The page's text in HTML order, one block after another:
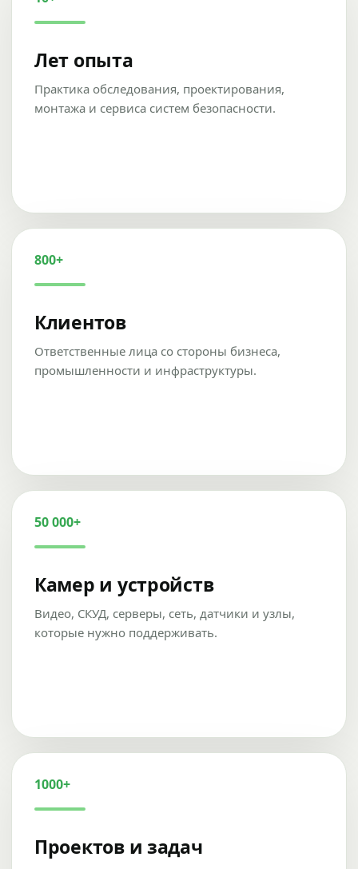
Лет опыта
Практика обследования, проектирования,
монтажа и сервиса систем безопасности.
800+
Клиентов
Ответственные лица со стороны бизнеса,
промышленности и инфраструктуры.
50 000+
Камер и устройств
Видео, СКУД, серверы, сеть, датчики и узлы,
которые нужно поддерживать.
1000+
Проектов и задач